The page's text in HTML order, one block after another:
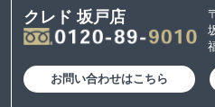
クレド 坂戸店
お問い合わせはこちら